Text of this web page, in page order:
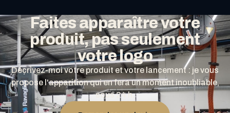
Faites apparaître votre
produit, pas seulement
votre logo
Décrivez-moi votre produit et votre lancement : je vous
propose l'apparition qui en fera un moment inoubliable,
sous 24 h.